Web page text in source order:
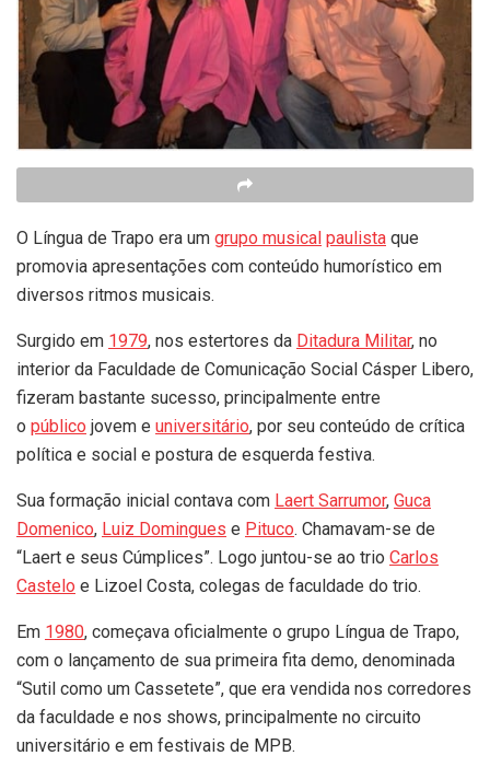
O Língua de Trapo era um grupo musical paulista que
promovia apresentações com conteúdo humorístico em
diversos ritmos musicais.
Surgido em 1979, nos estertores da Ditadura Militar, no
interior da Faculdade de Comunicação Social Cásper Libero,
fizeram bastante sucesso, principalmente entre
o público jovem e universitário, por seu conteúdo de crítica
política e social e postura de esquerda festiva.
Sua formação inicial contava com Laert Sarrumor, Guca
Domenico, Luiz Domingues e Pituco. Chamavam-se de
“Laert e seus Cúmplices”. Logo juntou-se ao trio Carlos
Castelo e Lizoel Costa, colegas de faculdade do trio.
Em 1980, começava oficialmente o grupo Língua de Trapo,
com o lançamento de sua primeira fita demo, denominada
“Sutil como um Cassetete”, que era vendida nos corredores
da faculdade e nos shows, principalmente no circuito
universitário e em festivais de MPB.